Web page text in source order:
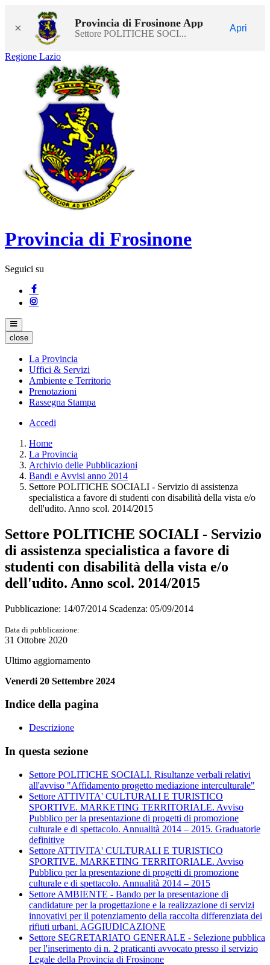
× Provincia di Frosinone App
Settore POLITICHE SOCI...
Apri
Regione Lazio
Provincia di Frosinone
Seguici su
close
La Provincia
Uffici & Servizi
Ambiente e Territorio
Prenotazioni
Rassegna Stampa
Accedi
Home
La Provincia
Archivio delle Pubblicazioni
Bandi e Avvisi anno 2014
Settore POLITICHE SOCIALI - Servizio di assistenza
specialistica a favore di studenti con disabilità della vista e/o
dell'udito. Anno scol. 2014/2015
Settore POLITICHE SOCIALI - Servizio
di assistenza specialistica a favore di
studenti con disabilità della vista e/o
dell'udito. Anno scol. 2014/2015
Pubblicazione: 14/07/2014 Scadenza: 05/09/2014
Data di pubblicazione:
31 Ottobre 2020
Ultimo aggiornamento
Venerdi 20 Settembre 2024
Indice della pagina
Descrizione
In questa sezione
Settore POLITICHE SOCIALI. Risultanze verbali relativi
all'avviso "Affidamento progetto mediazione interculturale"
Settore ATTIVITA' CULTURALI E TURISTICO
SPORTIVE. MARKETING TERRITORIALE. Avviso
Pubblico per la presentazione di progetti di promozione
culturale e di spettacolo. Annualità 2014 – 2015. Graduatorie
definitive
Settore ATTIVITA' CULTURALI E TURISTICO
SPORTIVE. MARKETING TERRITORIALE. Avviso
Pubblico per la presentazione di progetti di promozione
culturale e di spettacolo. Annualità 2014 – 2015
Settore AMBIENTE - Bando per la presentazione di
candidature per la progettazione e la realizzazione di servizi
innovativi per il potenziamento della raccolta differenziata dei
rifiuti urbani. AGGIUDICAZIONE
Settore SEGRETARIATO GENERALE - Selezione pubblica
per l'inserimento di n. 2 praticanti avvocato presso il servizio
Legale della Provincia di Frosinone